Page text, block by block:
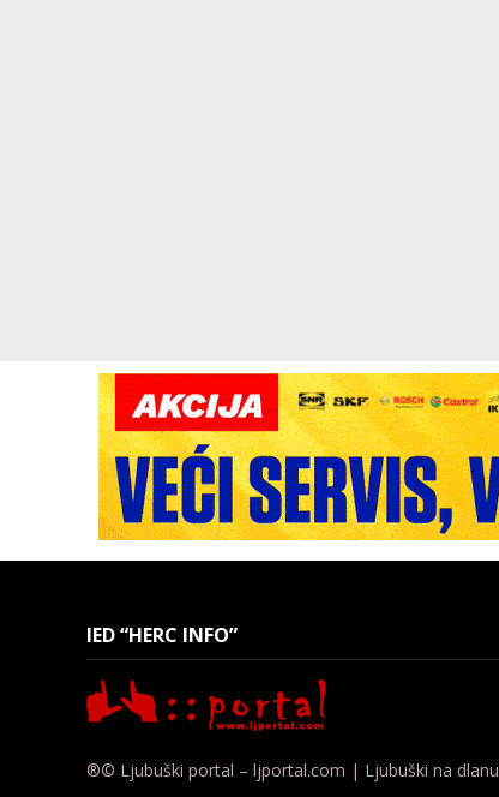
IED “HERC INFO”
®© Ljubuški portal – ljportal.com | Ljubuški na dlanu